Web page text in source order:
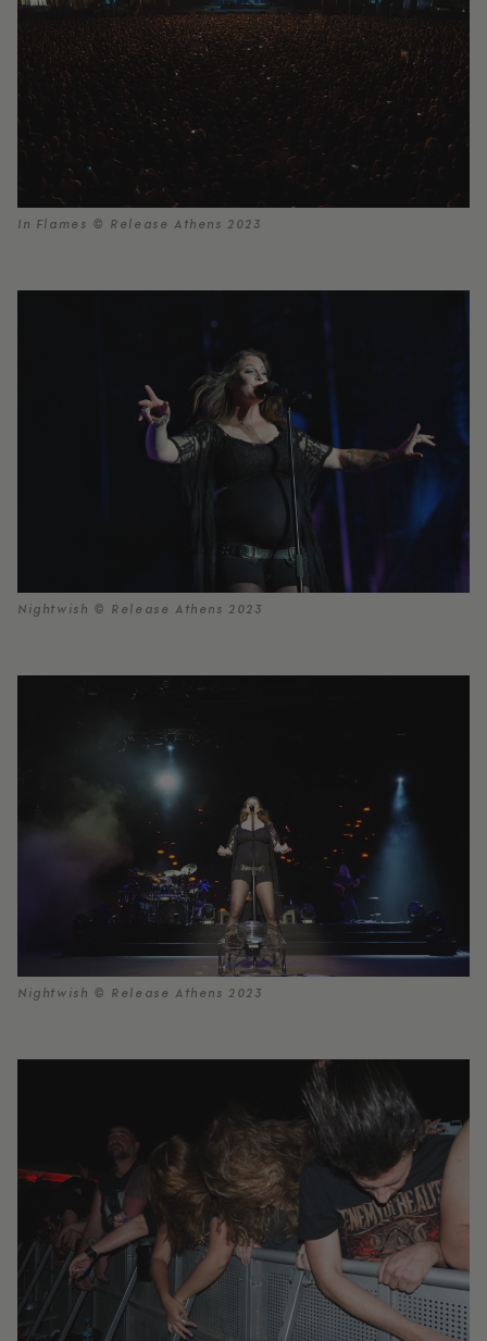
In Flames © Release Athens 2023
Nightwish © Release Athens 2023
Nightwish © Release Athens 2023